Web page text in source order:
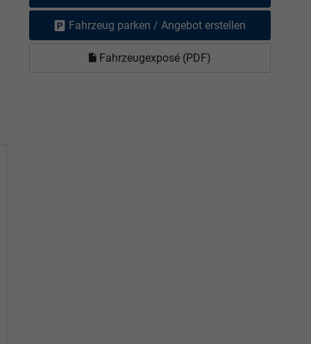
Fahrzeug parken / Angebot erstellen
Fahrzeugexposé (PDF)